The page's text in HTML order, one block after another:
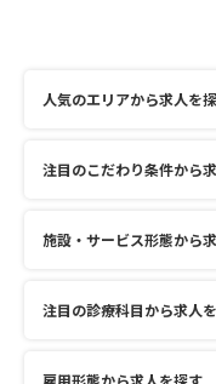
し
人気のエリアから求人を
注目のこだわり条件から
施設・サービス形態から
注目の診療科目から求人